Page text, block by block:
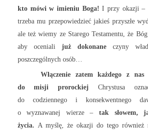
kto mówi w imieniu Boga!I przy okazji –
trzeba mu przepowiedzieć jakieś przyszłe
ale też wiemy ze Starego Testamentu, że Bóg
aby oceniali już dokonaneczyny
poszczególnych osób…
Włączenie zatem każdego z
do misji prorockiej Chrystusa
do codziennego i konsekwentnego
o wyznawanej wierze – tak słowem,
życia. A myślę, że okazji do tego również